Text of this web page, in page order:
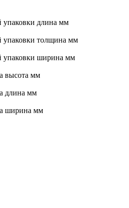
упаковки длина мм
упаковки толщина мм
упаковки ширина мм
высота мм
длина мм
ширина мм